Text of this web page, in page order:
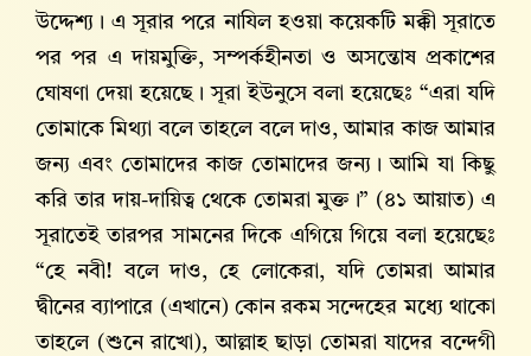
উদ্দেশ্য। এ সূরার পরে নাযিল হওয়া কয়েকটি মক্কী সূরাতে
পর পর এ দায়মুক্তি, সম্পর্কহীনতা ও অসন্তোষ প্রকাশের
ঘোষণা দেয়া হয়েছে। সূরা ইউনুসে বলা হয়েছেঃ “এরা যদি
তোমাকে মিথ্যা বলে তাহলে বলে দাও, আমার কাজ আমার
জন্য এবং তোমাদের কাজ তোমাদের জন্য। আমি যা কিছু
করি তার দায়-দায়িত্ব থেকে তোমরা মুক্ত।” (৪১ আয়াত) এ
সূরাতেই তারপর সামনের দিকে এগিয়ে গিয়ে বলা হয়েছেঃ
“হে নবী! বলে দাও, হে লোকেরা, যদি তোমরা আমার
দ্বীনের ব্যাপারে (এখানে) কোন রকম সন্দেহের মধ্যে থাকো
তাহলে (শুনে রাখো), আল্লাহ‌ ছাড়া তোমরা যাদের বন্দেগী